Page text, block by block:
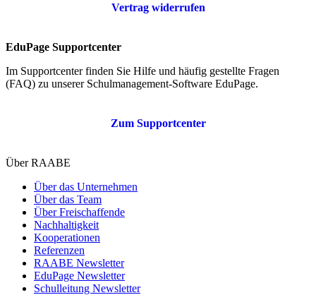
Vertrag widerrufen
EduPage Supportcenter
Im Supportcenter finden Sie Hilfe und häufig gestellte Fragen
(FAQ) zu unserer Schulmanagement-Software EduPage.
Zum Supportcenter
Über RAABE
Über das Unternehmen
Über das Team
Über Freischaffende
Nachhaltigkeit
Kooperationen
Referenzen
RAABE Newsletter
EduPage Newsletter
Schulleitung Newsletter